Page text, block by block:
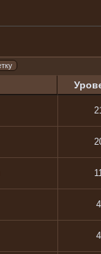
4
4